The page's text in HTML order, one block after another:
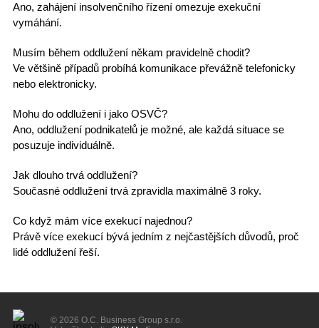
Ano, zahájení insolvenčního řízení omezuje exekuční
vymáhání.
Musím během oddlužení někam pravidelně chodit?
Ve většině případů probíhá komunikace převážně telefonicky
nebo elektronicky.
Mohu do oddlužení i jako OSVČ?
Ano, oddlužení podnikatelů je možné, ale každá situace se
posuzuje individuálně.
Jak dlouho trvá oddlužení?
Současné oddlužení trvá zpravidla maximálně 3 roky.
Co když mám více exekucí najednou?
Právě více exekucí bývá jedním z nejčastějších důvodů, proč
lidé oddlužení řeší.
© 2026 O.C. Business Group s.r.o.